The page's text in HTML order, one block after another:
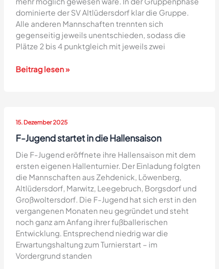
dominierte der SV Altlüdersdorf klar die Gruppe.
Alle anderen Mannschaften trennten sich
gegenseitig jeweils unentschieden, sodass die
Plätze 2 bis 4 punktgleich mit jeweils zwei
E-
Mildenberg
Beitrag lesen »
15. Dezember 2025
F-Jugend startet in die Hallensaison
Die F-Jugend eröffnete ihre Hallensaison mit dem
ersten eigenen Hallenturnier. Der Einladung folgten
die Mannschaften aus Zehdenick, Löwenberg,
Altlüdersdorf, Marwitz, Leegebruch, Borgsdorf und
Großwoltersdorf. Die F-Jugend hat sich erst in den
vergangenen Monaten neu gegründet und steht
noch ganz am Anfang ihrer fußballerischen
Entwicklung. Entsprechend niedrig war die
Erwartungshaltung zum Turnierstart – im
Vordergrund standen